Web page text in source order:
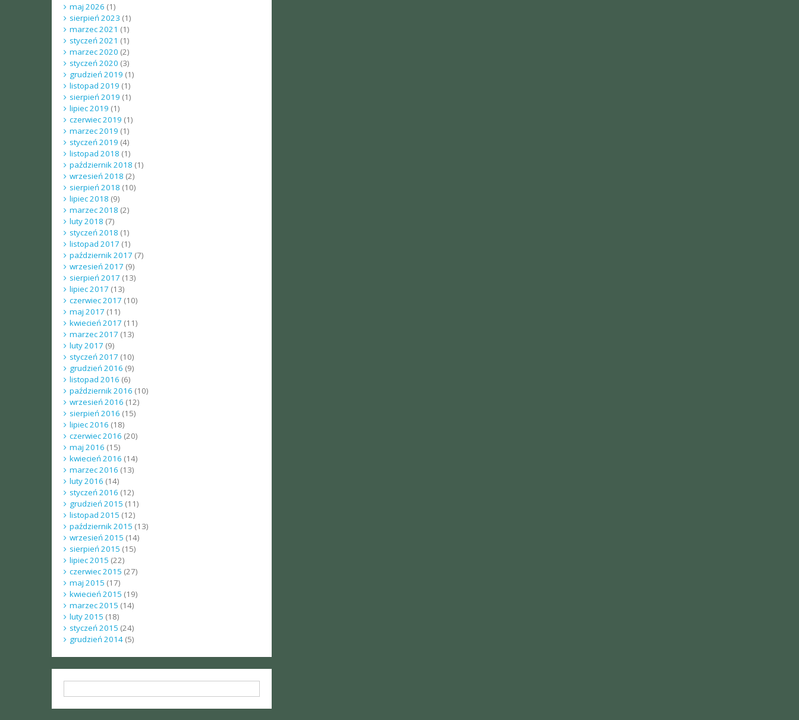
maj 2026 (1)
sierpień 2023 (1)
marzec 2021 (1)
styczeń 2021 (1)
marzec 2020 (2)
styczeń 2020 (3)
grudzień 2019 (1)
listopad 2019 (1)
sierpień 2019 (1)
lipiec 2019 (1)
czerwiec 2019 (1)
marzec 2019 (1)
styczeń 2019 (4)
listopad 2018 (1)
październik 2018 (1)
wrzesień 2018 (2)
sierpień 2018 (10)
lipiec 2018 (9)
marzec 2018 (2)
luty 2018 (7)
styczeń 2018 (1)
listopad 2017 (1)
październik 2017 (7)
wrzesień 2017 (9)
sierpień 2017 (13)
lipiec 2017 (13)
czerwiec 2017 (10)
maj 2017 (11)
kwiecień 2017 (11)
marzec 2017 (13)
luty 2017 (9)
styczeń 2017 (10)
grudzień 2016 (9)
listopad 2016 (6)
październik 2016 (10)
wrzesień 2016 (12)
sierpień 2016 (15)
lipiec 2016 (18)
czerwiec 2016 (20)
maj 2016 (15)
kwiecień 2016 (14)
marzec 2016 (13)
luty 2016 (14)
styczeń 2016 (12)
grudzień 2015 (11)
listopad 2015 (12)
październik 2015 (13)
wrzesień 2015 (14)
sierpień 2015 (15)
lipiec 2015 (22)
czerwiec 2015 (27)
maj 2015 (17)
kwiecień 2015 (19)
marzec 2015 (14)
luty 2015 (18)
styczeń 2015 (24)
grudzień 2014(5)